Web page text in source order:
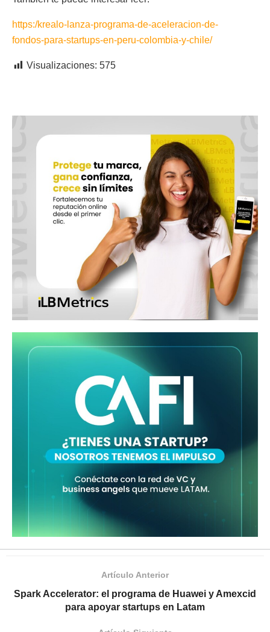
https:/krealo-lanza-programa-de-aceleracion-de-
fondos-para-startups-en-peru-colombia-y-chile/
Visualizaciones: 575
Artículo Anterior
Spark Accelerator: el programa de Huawei y Amexcid
para apoyar startups en Latam